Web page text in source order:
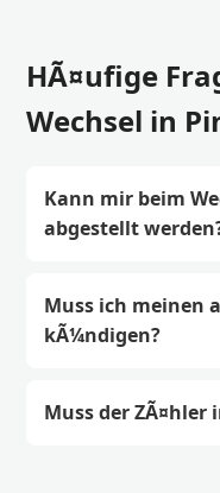
HÃ¤ufige
Wechsel in
Kann mir beim
abgestellt
Muss ich meinen
kÃ¼ndigen?
Muss der ZÃ¤hler